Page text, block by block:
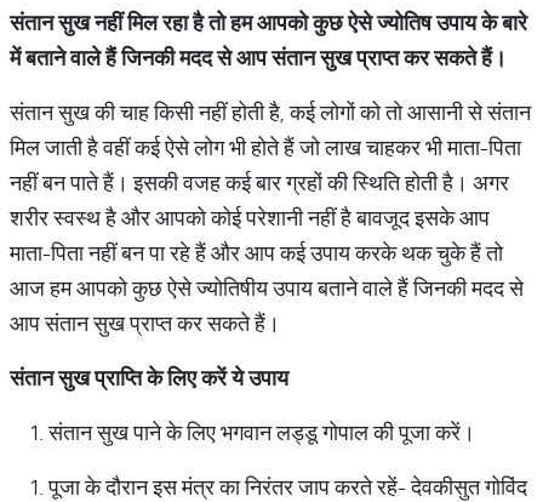
संतान सुख नहीं मिल रहा है तो हम आपको कुछ ऐसे ज्योतिष उपाय के बारे
में बताने वाले हैं जिनकी मदद से आप संतान सुख प्राप्त कर सकते हैं।
संतान सुख की चाह किसी नहीं होती है, कई लोगों को तो आसानी से संतान
मिल जाती है वहीं कई ऐसे लोग भी होते हैं जो लाख चाहकर भी माता-पिता
नहीं बन पाते हैं। इसकी वजह कई बार ग्रहों की स्थिति होती है। अगर
शरीर स्वस्थ है और आपको कोई परेशानी नहीं है बावजूद इसके आप
माता-पिता नहीं बन पा रहे हैं और आप कई उपाय करके थक चुके हैं तो
आज हम आपको कुछ ऐसे ज्योतिषीय उपाय बताने वाले हैं जिनकी मदद से
आप संतान सुख प्राप्त कर सकते हैं।
संतान सुख प्राप्ति के लिए करें ये उपाय
संतान सुख पाने के लिए भगवान लड्डू गोपाल की पूजा करें।
पूजा के दौरान इस मंत्र का निरंतर जाप करते रहें- देवकीसुत गोविंद